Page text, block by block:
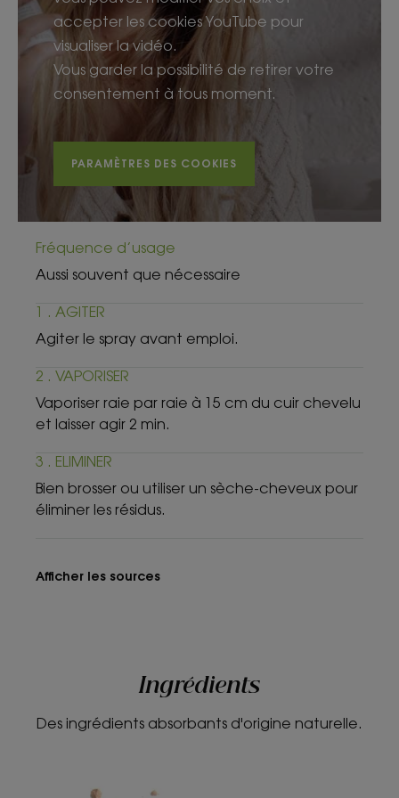
accepter les cookies YouTube pour
visualiser la vidéo.
Vous garder la possibilité de retirer votre
consentement à tous moment.
PARAMÈTRES DES COOKIES
Fréquence d’usage
Aussi souvent que nécessaire
1 . AGITER
Agiter le spray avant emploi.
2 . VAPORISER
Vaporiser raie par raie à 15 cm du cuir chevelu
et laisser agir 2 min.
3 . ELIMINER
Bien brosser ou utiliser un sèche-cheveux pour
éliminer les résidus.
Afficher les sources
Ingrédients
Des ingrédients absorbants d'origine naturelle.